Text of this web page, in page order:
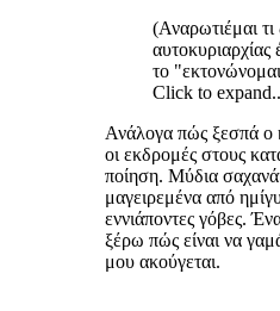
(Αναρωτιέμαι τι
το
Click to
Ανάλογα πώς ξεσπά ο
οι εκδρομές στους
ποίηση. Μύδια
μαγειρεμένα από
εννιάποντες γόβες.
ξέρω πώς είναι να
μου ακούγεται.